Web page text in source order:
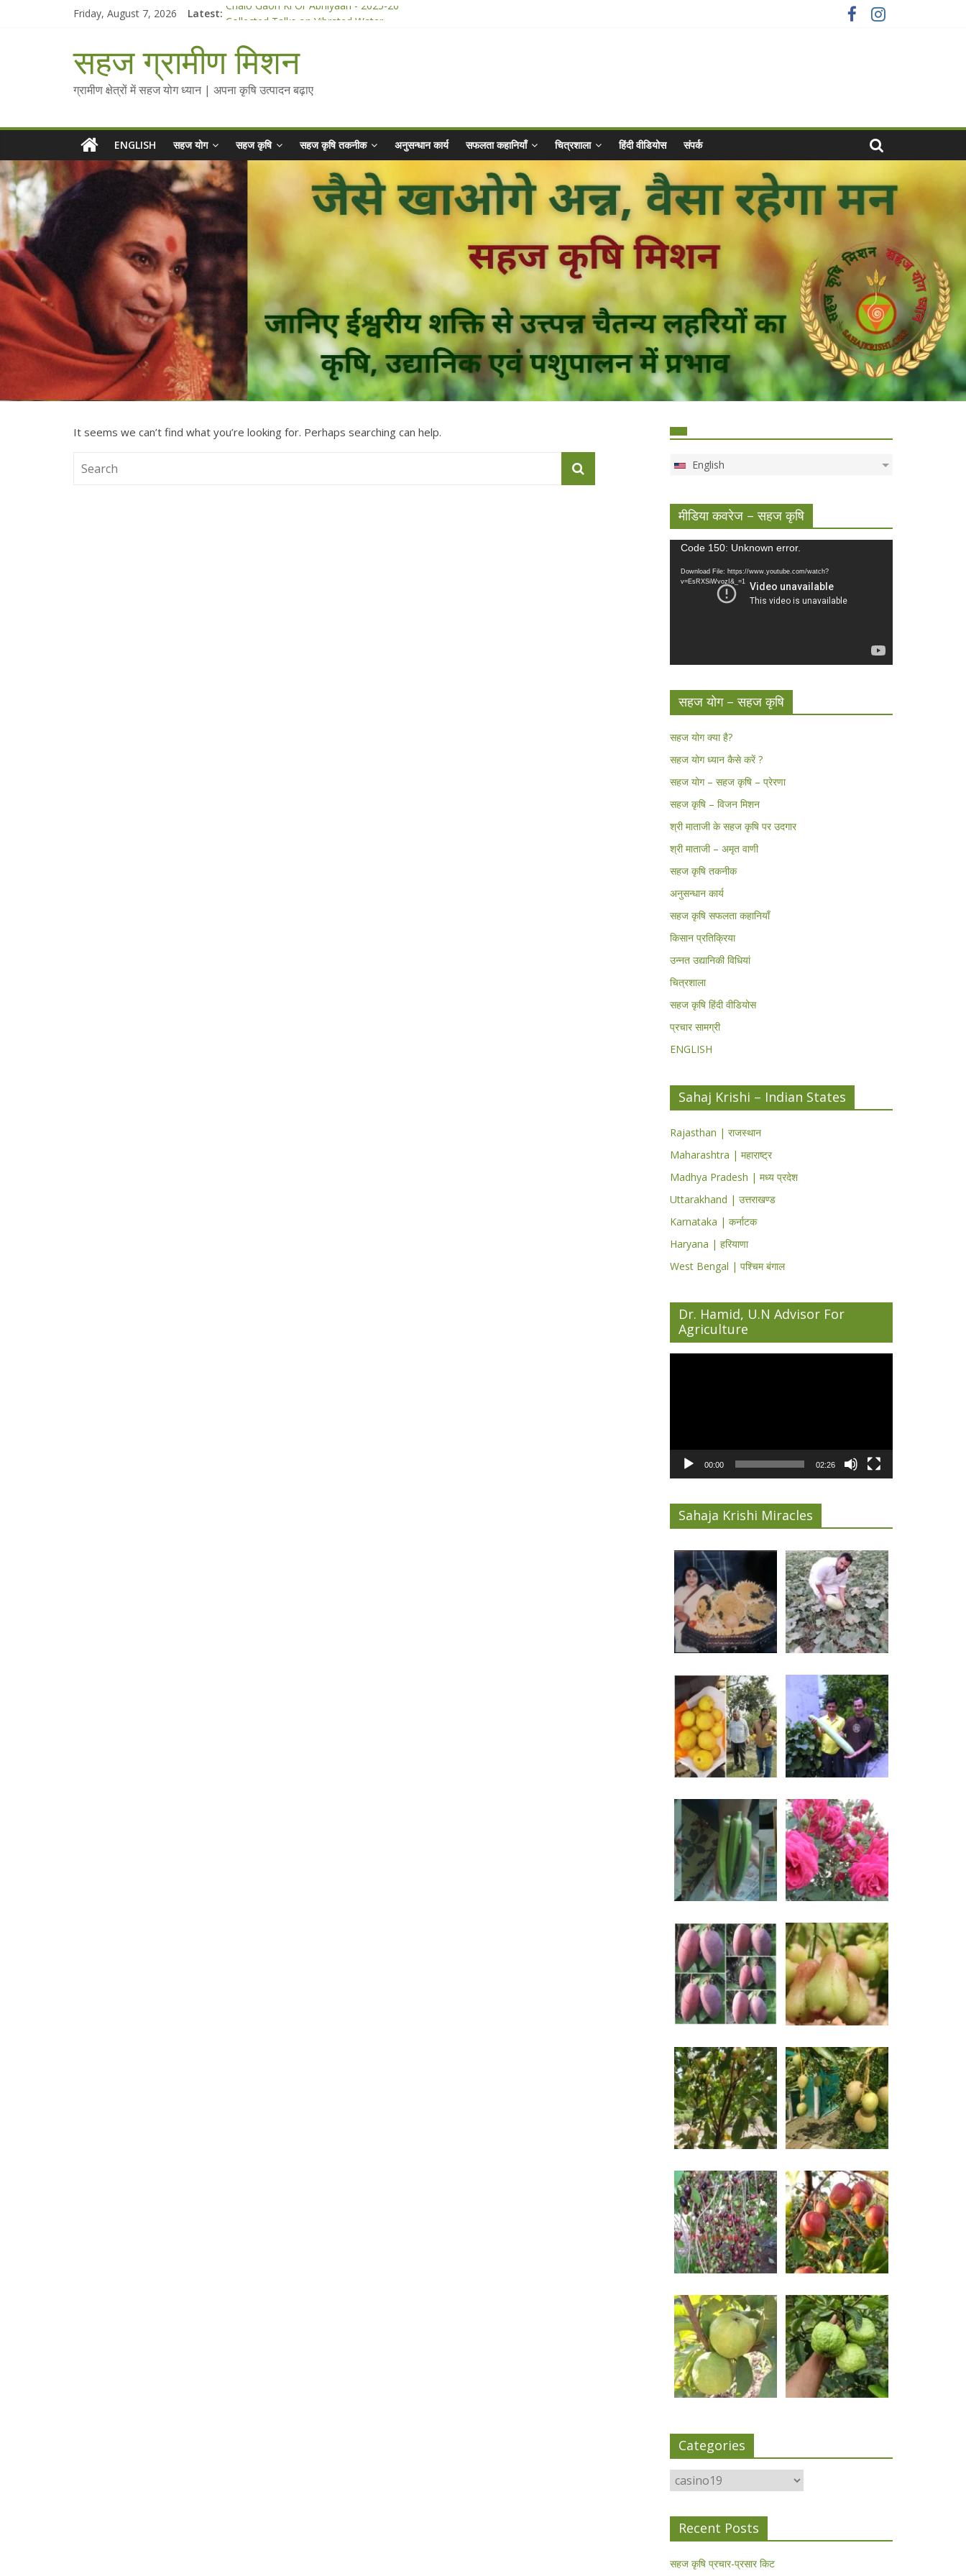
Friday, August 7, 2026 Latest: Chalo Gaon Ki Or Abhiyaan - 2025-26
सहज कृषि प्रचार-प्रसार किट
चैतन्यित जल pdf
Standee Designs @ 2025 for Sahaj Krishi Promotions
सहज ग्रामीण मिशन
ग्रामीण क्षेत्रों में सहज योग ध्यान | अपना कृषि उत्पादन बढ़ाए
ENGLISH सहज योग सहज कृषि सहज कृषि तकनीक अनुसन्धान कार्य सफलता कहानियाँ चित्रशाला हिंदी वीडियोस संपर्क
It seems we can’t find what you’re looking for. Perhaps searching can help.
English
मीडिया कवरेज – सहज कृषि
Video
Code 150: Unknown error.
Download File: https://www.youtube.com/watch?
v=EsRXSiWvozI&_=1
सहज योग – सहज कृषि
सहज योग क्या है?
सहज योग ध्यान कैसे करें ?
सहज योग – सहज कृषि – प्रेरणा
सहज कृषि – विजन मिशन
श्री माताजी के सहज कृषि पर उदगार
श्री माताजी – अमृत वाणी
सहज कृषि तकनीक
अनुसन्धान कार्य
सहज कृषि सफलता कहानियाँ
किसान प्रतिक्रिया
उन्नत उद्यानिकी विधियां
चित्रशाला
सहज कृषि हिंदी वीडियोस
प्रचार सामग्री
ENGLISH
Sahaj Krishi – Indian States
Rajasthan | राजस्थान
Maharashtra | महाराष्ट्र
Madhya Pradesh | मध्य प्रदेश
Uttarakhand | उत्तराखण्ड
Karnataka | कर्नाटक
Haryana | हरियाणा
West Bengal | पश्चिम बंगाल
Dr. Hamid, U.N Advisor For
Agriculture
00:00 02:26
Sahaja Krishi Miracles
Categories
Categories
Recent Posts
सहज कृषि प्रचार-प्रसार किट